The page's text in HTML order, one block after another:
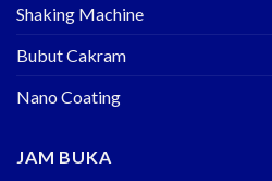
Shaking Machine
Bubut Cakram
Nano Coating
JAM BUKA